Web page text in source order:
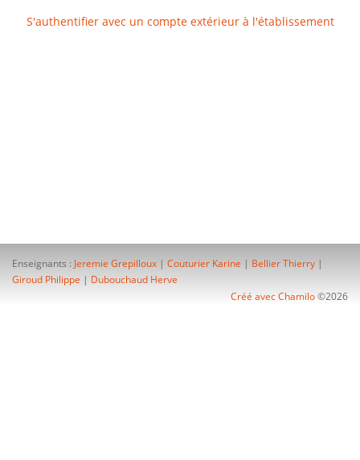
S'authentifier avec un compte extérieur à l'établissement
Enseignants : Jeremie Grepilloux | Couturier Karine | Bellier Thierry |
Giroud Philippe | Dubouchaud Herve
Créé avec Chamilo©2026